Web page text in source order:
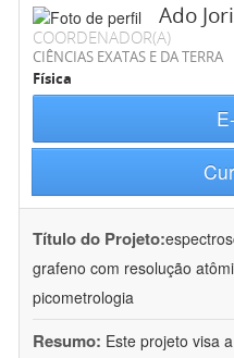
Ado
COORDENADOR(A)
CIÊNCIAS EXATAS E DA TERRA
Física
Título do Projeto:
grafeno com resolução
picometrologia
Resumo: Este projeto visa